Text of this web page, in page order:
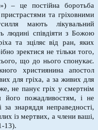
– це постійна боротьба
та гріховними
мають лікувальний
людині співдіяти з Божою
та зціляє від ран, яких
зректися не тільки того,
що до нього спонукає.
християнина апостол
для гріха, а за живих для
не панує гріх у смертнім
його пожадливостям, і не
за знаряддя неправедності,
із мертвих, а члени ваші,
13).